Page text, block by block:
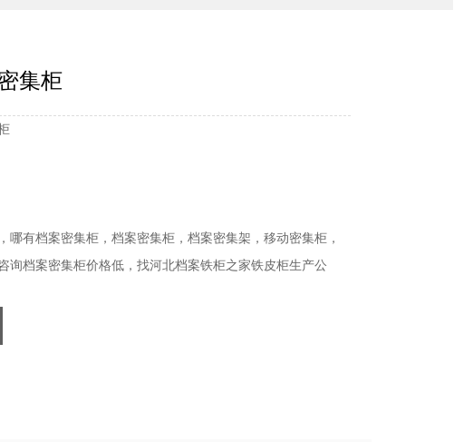
集柜
哪有档案密集柜，档案密集柜，档案密集架，移动密集柜，
询档案密集柜价格低，找河北档案铁柜之家铁皮柜生产公